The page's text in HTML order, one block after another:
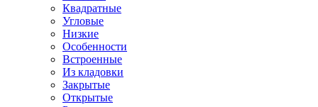
Квадратные
Угловые
Низкие
Особенности
Встроенные
Из кладовки
Закрытые
Открытые